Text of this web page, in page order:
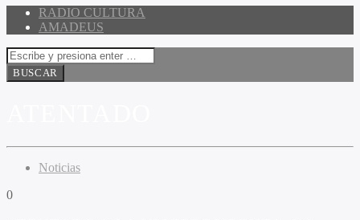
RADIO CULTURA
AMADEUS
Noticias
0